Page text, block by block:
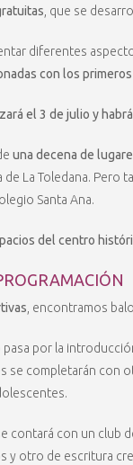
, que se
diferentes
con los
el 3 de julio y
una decena de
La Toledana. Pero
Santa Ana.
del centro
, encontramos
por la
se completarán con
contará con un club
y otro de escritura